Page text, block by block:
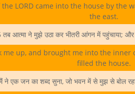
LORD came into the house by the
the east.
तब आत्मा ने मुझे उठा कर भीतरी आंगन में पहुंचाया; और
me up, and brought me into the inner
filled the house.
ने एक जन का शब्द सुना, जो भवन में से मुझ से बोल